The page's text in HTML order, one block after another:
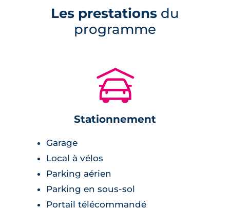
et à quelques pas du parc de Beauregard. Le
CHU Pontchaillou est accessible en moins de
10 minutes en voiture. Côté culture, Le FRAC
Les parents trouveront une crèche et les
écoles maternelles et élémentaires à 12
minutes de marche de la résidence.
Description de la résidence
pensés pour le confort des occupants avec
chauffage collectif pour les appartements,
Les prestations du
programme
🚗
Stationnement
Garage
Local à vélos
Parking aérien
Parking en sous-sol
Portail télécommandé